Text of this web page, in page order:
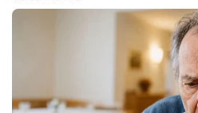
EuroStoxx 50 Dow
S&P 500
Impressum-
-Disclaimer-